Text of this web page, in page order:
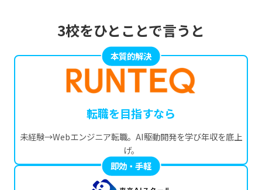
3校をひとことで言うと
本質的解決
転職を目指すなら
未経験→Webエンジニア転職。AI駆動開発を学び年収を底上
げ。
即効・手軽